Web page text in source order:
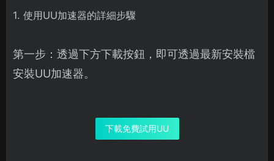
1. 使用UU加速器的詳細步驟
第一步：透過下方下載按鈕，即可透過最新安裝檔
安裝UU加速器。
下載免費試用UU